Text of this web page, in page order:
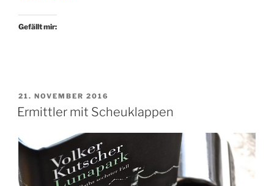
Stühlen“
Gefällt mir:
VERÖFFENTLICHT
AM
21. NOVEMBER 2016
Ermittler mit Scheuklappen